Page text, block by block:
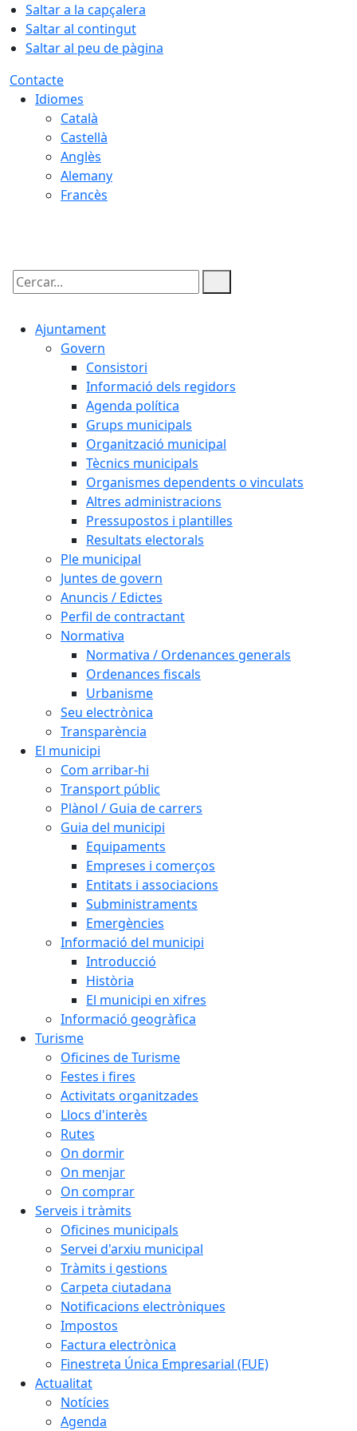
Saltar a la capçalera
Saltar al contingut
Saltar al peu de pàgina
Contacte
Idiomes
Català
Castellà
Anglès
Alemany
Francès
Cercar:
Ajuntament
Govern
Consistori
Informació dels regidors
Agenda política
Grups municipals
Organització municipal
Tècnics municipals
Organismes dependents o vinculats
Altres administracions
Pressupostos i plantilles
Resultats electorals
Ple municipal
Juntes de govern
Anuncis / Edictes
Perfil de contractant
Normativa
Normativa / Ordenances generals
Ordenances fiscals
Urbanisme
Seu electrònica
Transparència
El municipi
Com arribar-hi
Transport públic
Plànol / Guia de carrers
Guia del municipi
Equipaments
Empreses i comerços
Entitats i associacions
Subministraments
Emergències
Informació del municipi
Introducció
Història
El municipi en xifres
Informació geogràfica
Turisme
Oficines de Turisme
Festes i fires
Activitats organitzades
Llocs d'interès
Rutes
On dormir
On menjar
On comprar
Serveis i tràmits
Oficines municipals
Servei d'arxiu municipal
Tràmits i gestions
Carpeta ciutadana
Notificacions electròniques
Impostos
Factura electrònica
Finestreta Única Empresarial (FUE)
Actualitat
Notícies
Agenda